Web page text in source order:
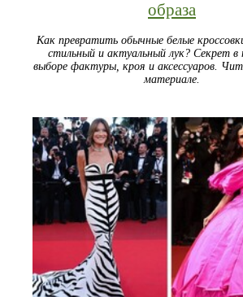
образа
Как превратить обычные белые
стильный и актуальный лук? Секрет в
выборе фактуры, кроя и аксессуаров.
материале.